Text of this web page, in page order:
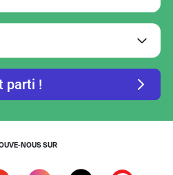
NOUS SUR